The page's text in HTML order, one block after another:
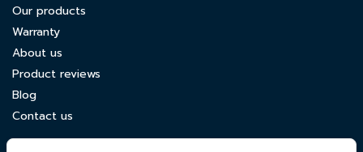
Our products
Warranty
About us
Product reviews
Blog
Contact us